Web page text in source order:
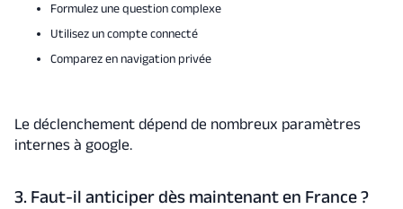
Formulez une question complexe
Utilisez un compte connecté
Comparez en navigation privée
Le déclenchement dépend de nombreux paramètres
internes à google.
3. Faut-il anticiper dès maintenant en France ?